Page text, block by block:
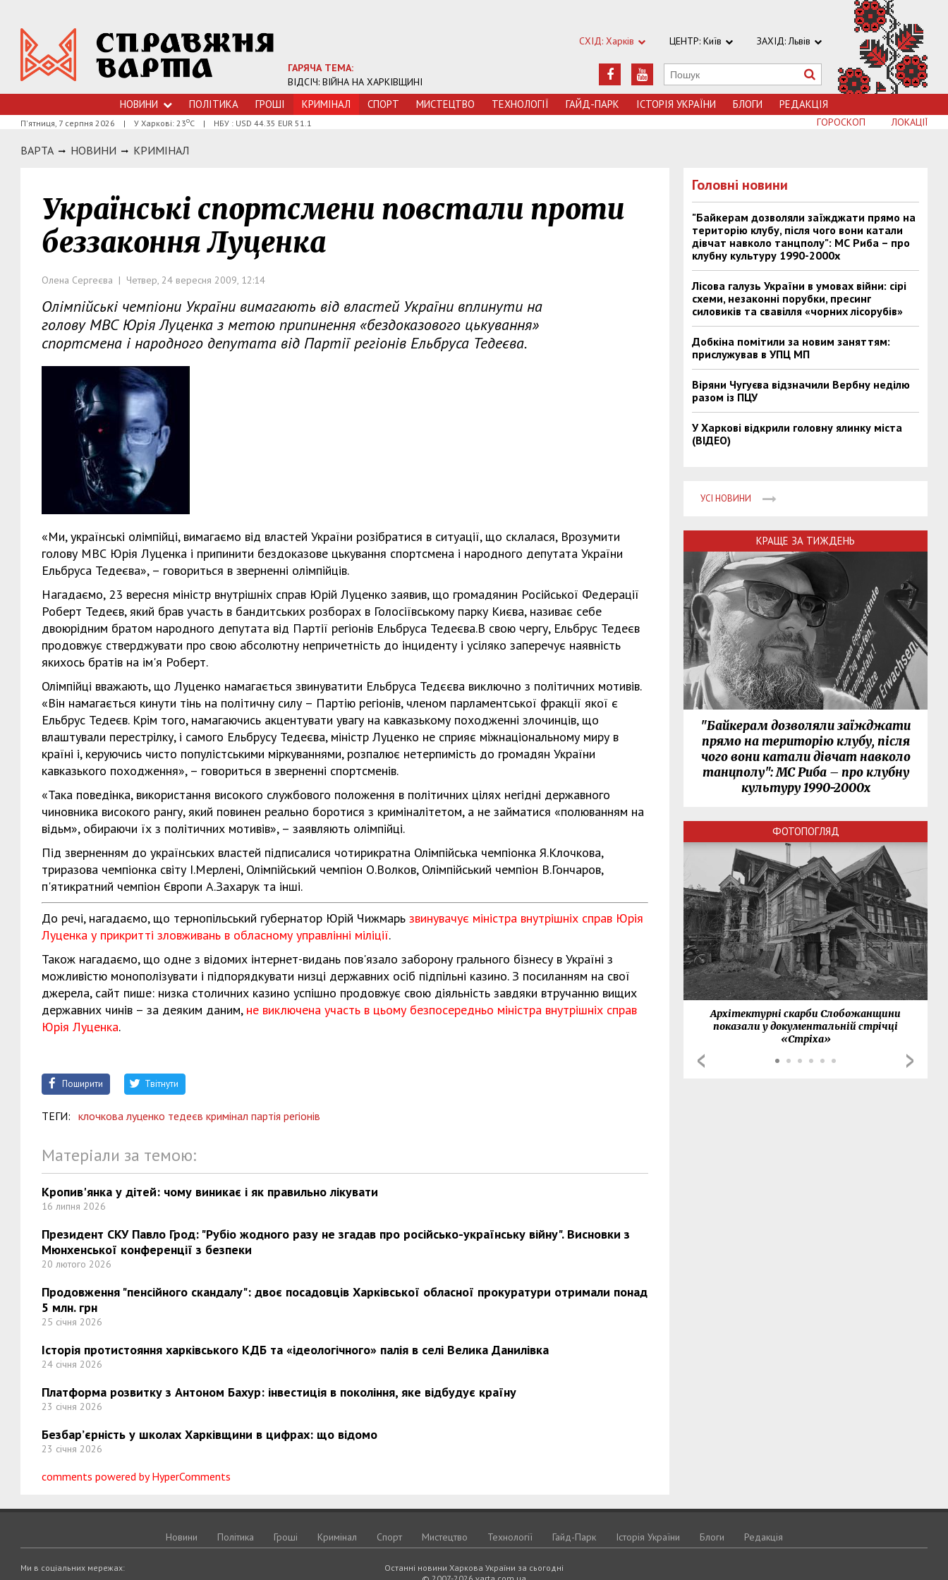
ГАРЯЧА ТЕМА:
ВІДСІЧ: ВІЙНА НА ХАРКІВЩИНІ
СХІД: Харків ЦЕНТР: Київ ЗАХІД: Львів
НОВИНИ ПОЛІТИКА ГРОШI КРИМIНАЛ СПОРТ МИСТЕЦТВО ТЕХНОЛОГIЇ ГАЙД-ПАРК ІСТОРІЯ УКРАЇНИ БЛОГИ РЕДАКЦІЯ
П'ятниця, 7 серпня 2026 | У Харкові: 23оС | НБУ : USD 44.35 EUR 51.1 ЛОКАЦІЇ
ГОРОСКОП
ВАРТА НОВИНИ КРИМIНАЛ
Українські спортсмени повстали проти
беззаконня Луценка
Олена Сергеєва | Четвер, 24 вересня 2009, 12:14
Олімпійські чемпіони України вимагають від властей України вплинути на
голову МВС Юрія Луценка з метою припинення «бездоказового цькування»
спортсмена і народного депутата від Партії регіонів Ельбруса Тедеєва.
«Ми, українські олімпійці, вимагаємо від властей України розібратися в ситуації, що склалася, Врозумити
голову МВС Юрія Луценка і припинити бездоказове цькування спортсмена і народного депутата України
Ельбруса Тедеєва», – говориться в зверненні олімпійців.
Нагадаємо, 23 вересня міністр внутрішніх справ Юрій Луценко заявив, що громадянин Російської Федерації
Роберт Тедеєв, який брав участь в бандитських розборах в Голосіївському парку Києва, називає себе
двоюрідним братом народного депутата від Партії регіонів Ельбруса Тедеєва.В свою чергу, Ельбрус Тедеєв
продовжує стверджувати про свою абсолютну непричетність до інциденту і усіляко заперечує наявність
якихось братів на ім'я Роберт.
Олімпійці вважають, що Луценко намагається звинуватити Ельбруса Тедєєва виключно з політичних мотивів.
«Він намагається кинути тінь на політичну силу – Партію регіонів, членом парламентської фракції якої є
Ельбрус Тедеєв. Крім того, намагаючись акцентувати увагу на кавказькому походженні злочинців, що
влаштували перестрілку, і самого Ельбрусу Тедеєва, міністр Луценко не сприяє міжнаціональному миру в
країні і, керуючись чисто популістськими міркуваннями, розпалює нетерпимість до громадян України
кавказького походження», – говориться в зверненні спортсменів.
«Така поведінка, використання високого службового положення в політичних цілях негідні державного
чиновника високого рангу, який повинен реально боротися з криміналітетом, а не займатися «полюванням на
відьм», обираючи їх з політичних мотивів», – заявляють олімпійці.
Під зверненням до українських властей підписалися чотирикратна Олімпійська чемпіонка Я.Клочкова,
триразова чемпіонка світу І.Мерлені, Олімпійський чемпіон О.Волков, Олімпійський чемпіон В.Гончаров,
п'ятикратний чемпіон Європи А.Захарук та інші.
До речі, нагадаємо, що тернопільський губернатор Юрій Чижмарь звинувачує міністра внутрішніх справ Юрія
Луценка у прикритті зловживань в обласному управлінні міліції.
Також нагадаємо, що одне з відомих інтернет-видань пов'язало заборону грального бізнесу в Україні з
можливістю монополізувати і підпорядкувати низці державних осіб підпільні казино. З посиланням на свої
джерела, сайт пише: низка столичних казино успішно продовжує свою діяльність завдяки втручанню вищих
державних чинів – за деяким даним, не виключена участь в цьому безпосередньо міністра внутрішніх справ
Юрія Луценка.
Поширити Твітнути
ТЕГИ: клочкова луценко тедеєв кримінал партія регіонів
Матеріали за темою:
Кропив'янка у дітей: чому виникає і як правильно лікувати
16 липня 2026
Президент СКУ Павло Грод: "Рубіо жодного разу не згадав про російсько-українську війну". Висновки з
Мюнхенської конференції з безпеки
20 лютого 2026
Продовження "пенсійного скандалу": двоє посадовців Харківської обласної прокуратури отримали понад
5 млн. грн
25 січня 2026
Історія протистояння харківського КДБ та «ідеологічного» палія в селі Велика Данилівка
24 січня 2026
Платформа розвитку з Антоном Бахур: інвестиція в покоління, яке відбудує країну
23 січня 2026
Безбар’єрність у школах Харківщини в цифрах: що відомо
23 січня 2026
comments powered by HyperComments
Головні новини
"Байкерам дозволяли заїжджати прямо на
територію клубу, після чого вони катали
дівчат навколо танцполу": МС Риба – про
клубну культуру 1990-2000х
Лісова галузь України в умовах війни: сірі
схеми, незаконні порубки, пресинг
силовиків та свавілля «чорних лісорубів»
Добкіна помітили за новим заняттям:
прислужував в УПЦ МП
Віряни Чугуєва відзначили Вербну неділю
разом із ПЦУ
У Харкові відкрили головну ялинку міста
(ВІДЕО)
УСІ НОВИНИ
КРАЩЕ ЗА ТИЖДЕНЬ
"Байкерам дозволяли заїжджати
прямо на територію клубу, після
чого вони катали дівчат навколо
танцполу": МС Риба – про клубну
культуру 1990-2000х
ФОТОПОГЛЯД
Харковом ширяться добрі вчинки
Архітектурні скарби Слобожанщини
показали у документальній стрічці
«Стріха»
Новини Політика Грошi Кримiнал Спорт Мистецтво Технологiї Гайд-Парк Історія України Блоги Редакція
Останні новини Харкова України за сьогодні
Ми в соціальних мережах: